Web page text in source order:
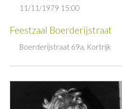
11/11/1979 15:00
Feestzaal Boerderijstraat
Boerderijstraat 69a, Kortrijk